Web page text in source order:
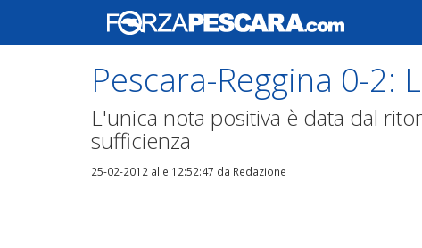
Pescara-Reggina 0-2:
L'unica nota positiva è data dal
sufficienza
25-02-2012 alle 12:52:47 da Redazione